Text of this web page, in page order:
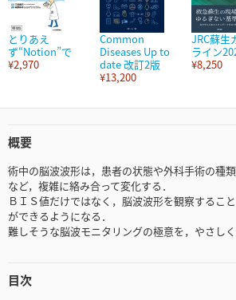
とりあえ
ず“Notion”で
¥2,970
Common
Diseases Up to
date 改訂2版
¥13,200
JRC蘇生
ライン
¥8,250
概要
術中の脳波波形は，患者の状態や外科手術の種
など，複雑に絡み合って変化する．
ＢＩＳ値だけではなく，脳波波形を観察するこ
ができるようになる．
難しそうな脳波モニタリングの極意を，やさしく
目次